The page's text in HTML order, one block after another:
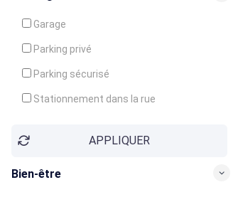
Garage
Parking privé
Parking sécurisé
Stationnement dans la rue
APPLIQUER
Bien-être